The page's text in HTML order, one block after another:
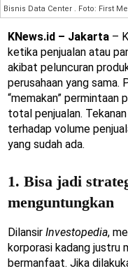
Bisnis Data Center . Foto: First
KNews.id – Jakarta –
ketika penjualan atau
akibat peluncuran
perusahaan yang sama.
“memakan” permintaan
total penjualan.
terhadap volume
yang sudah ada.
1. Bisa jadi
menguntungkan
Dilansir Investopedia,
korporasi kadang justru
bermanfaat. Jika